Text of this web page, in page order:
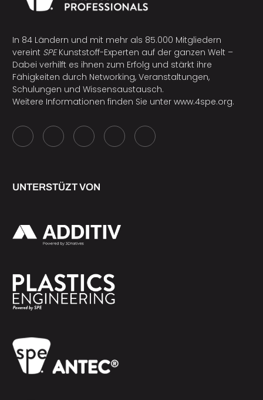
In 84 Ländern und mit mehr als 85.000 Mitgliedern
vereint SPEKunststoff-Experten auf der ganzen Welt –
Dabei verhilft es ihnen zum Erfolg und stärkt ihre
Fähigkeiten durch Networking, Veranstaltungen,
Schulungen und Wissensaustausch.
Weitere Informationen finden Sie unter www.4spe.org.
UNTERSTÜZT VON